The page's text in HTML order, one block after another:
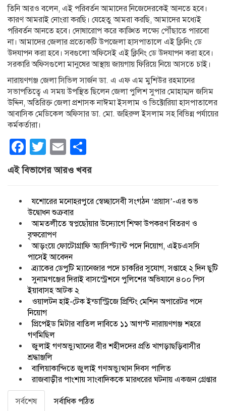
তিনি আরও বলেন, এই পরিবর্তন আমাদের নিজেদেরকেই আনতে হবে।
কারণ আমরাই নোংরা করছি। যেহেতু আমরা করছি, আমাদের মধ্যেই
পরিবর্তন আনতে হবে। দোষারোপ করে কাঙ্খিত লক্ষ্যে পৌঁছাতে পারবো
না। আমাদের জেলার প্রত্যেকটি উপজেলা হাসপাতালে এই ক্লিনিং ডে
উদযাপন করা হবে। সবগুলো অফিসেই এই ক্লিনিং ডে উদযাপন করা হবে।
সরকারি অফিসগুলো মানুষের আস্থায় জায়গায় ফিরিয়ে নিয়ে আসতে চাই।
নারায়ণগঞ্জ জেলা সিভিল সার্জন ডা. এ এফ এম মুশিউর রহমানের
সভাপতিত্বে এ সময় উপস্থিত ছিলেন জেলা পুলিশ সুপার মোহাম্মদ জসিম
উদ্দিন, অতিরিক্ত জেলা প্রশাসক নাঈমা ইসলাম ও ভিক্টোরিয়া হাসপাতালের
আবাসিক মেডিকেল অফিসার ডা. মো. জহিরুল ইসলাম সহ বিভিন্ন পর্যায়ের
কর্মকর্তারা।
Facebook
Twitter
Email
এই বিভাগের আরও খবর
যশোরের মনোহরপুরে স্বেচ্ছাসেবী সংগঠন ‘প্রয়াস’-এর শুভ
উদ্বোধন শুক্রবার
আমতলীতে স্বপ্নছোঁয়ার উদ্যোগে শিক্ষা উপকরণ বিতরণ ও
বৃক্ষরোপণ
আড়ংয়ে ফোটোগ্রাফি অ্যাসিস্ট্যান্ট পদে নিয়োগ, এইচএসসি
পাসেই আবেদন
ব্র্যাকের ডেপুটি ম্যানেজার পদে চাকরির সুযোগ, সপ্তাহে ২ দিন ছুটি
সুনামগঞ্জের দিরাই বাসস্ট্রেশনে পুলিশের অভিযানে ৪০০ পিস
ইয়াবাসহ আটক ২
ওয়ালটন হাই-টেক ইন্ডাস্ট্রিজে প্রিন্টিং মেশিন অপারেটর পদে
নিয়োগ
প্রিপেইড মিটার বাতিল দাবিতে ১১ আগস্ট নারায়ণগঞ্জ শহরে
গণমিছিল
জুলাই গণঅভ্যুত্থানের বীর শহীদদের প্রতি খাগড়াছড়িবাসীর
শ্রদ্ধাঞ্জলি
বালিয়াকান্দিতে জুলাই গণঅভ্যুত্থান দিবস পালিত
রাজবাড়ীর পাংশায় সাংবাদিককে মারধরের ঘটনায় একজন গ্রেপ্তার
সর্বশেষ সর্বাধিক পঠিত